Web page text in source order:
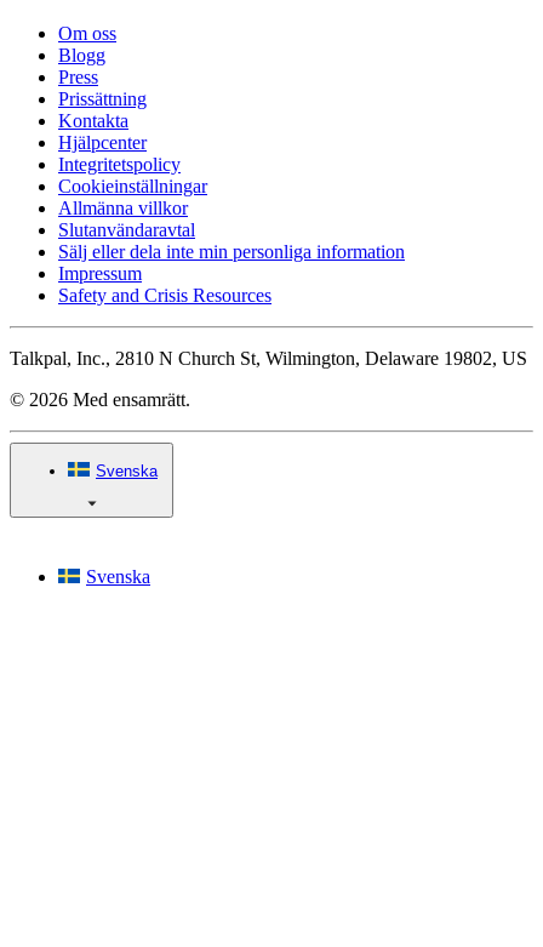
Om oss
Blogg
Press
Prissättning
Kontakta
Hjälpcenter
Integritetspolicy
Cookieinställningar
Allmänna villkor
Slutanvändaravtal
Sälj eller dela inte min personliga information
Impressum
Safety and Crisis Resources
Talkpal, Inc., 2810 N Church St, Wilmington, Delaware 19802, US
© 2026 Med ensamrätt.
Svenska
Svenska